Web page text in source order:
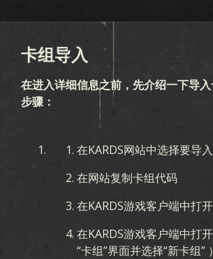
卡组导入
在进入详细信息之前，先介绍一下导
步骤：
在KARDS网站中选择要导
在网站复制卡组代码
在KARDS游戏客户端中打
在KARDS游戏客户端中打
“卡组”界面并选择“新卡组” ）